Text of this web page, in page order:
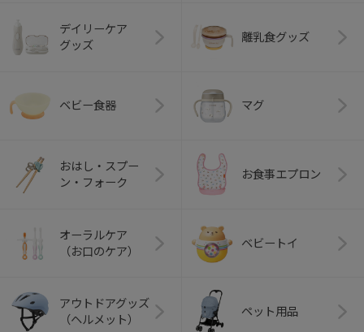
デイリーケア
グッズ
離乳食グッズ
ベビー食器 マグ
おはし・スプー
ン・フォーク
お食事エプロン
オーラルケア
（お口のケア）
ベビートイ
アウトドアグッズ
（ヘルメット）
ペット用品